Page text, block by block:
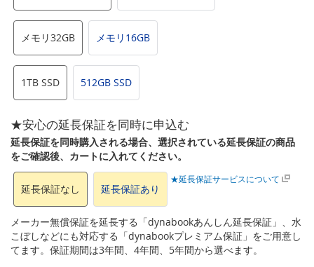
メモリ32GB メモリ16GB
1TB SSD 512GB SSD
★安心の延長保証を同時に申込む
延長保証を同時購入される場合、選択されている延長保証の商品
をご確認後、カートに入れてください。
延長保証なし 延長保証あり
★延長保証サービスについて
メーカー無償保証を延長する「dynabookあんしん延長保証」、水
こぼしなどにも対応する「dynabookプレミアム保証」をご用意し
てます。保証期間は3年間、4年間、5年間から選べます。